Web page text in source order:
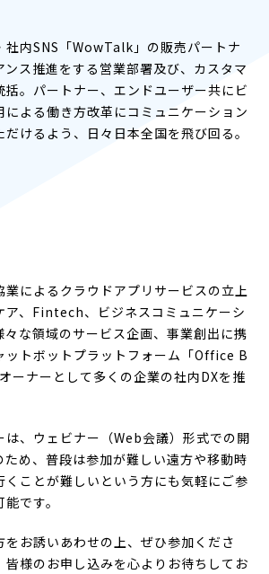
社内SNS「WowTalk」の販売パートナ
ンス推進をする営業部署及び、カスタマ
括。パートナー、エンドユーザー共にビ
による働き方改革にコミュニケーション
けるよう、日々日本全国を飛び回る。
業によるクラウドアプリサービスの立上
ア、Fintech、ビジネスコミュニケーシ
々な領域のサービス企画、事業創出に携
ットボットプラットフォーム「Office B
ーナーとして多くの企業の社内DXを推
は、ウェビナー（Web会議）形式での開
め、普段は参加が難しい遠方や移動時
くことが難しいという方にも気軽にご参
です。
をお誘いあわせの上、ぜひ参加くださ
皆様のお申し込みを心よりお待ちしてお